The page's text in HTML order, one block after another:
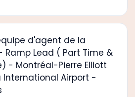
d'agent de la
Ramp Lead ( Part Time &
- Montréal-Pierre Elliott
International Airport -